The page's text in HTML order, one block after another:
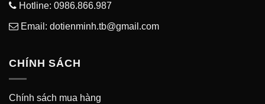
Hotline: 0986.866.987
Email: dotienminh.tb@gmail.com
CHÍNH SÁCH
Chính sách mua hàng